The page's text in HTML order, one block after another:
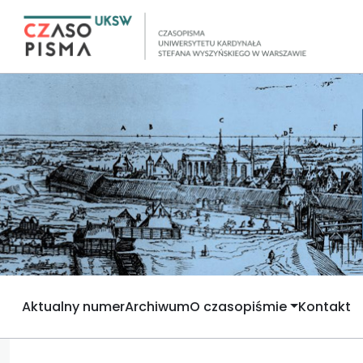
Aktualny numerArchiwumO czasopiśmie Kontakt